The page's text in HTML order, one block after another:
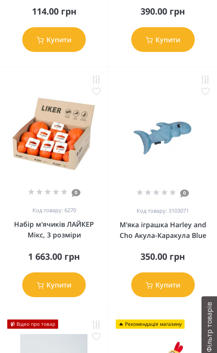
Фільтр товарів
114.00 грн
Купити
390.00 грн
Купити
0
Код товару: 6270
Набір м'ячиків ЛАЙКЕР
Мікс, 3 розміри
1 663.00 грн
Купити
0
Код товару: 3103071
М'яка іграшка Harley and
Cho Акула-Каракула Blue
350.00 грн
Купити
📹 Відео про товар 🔥 Рекомендація магазину